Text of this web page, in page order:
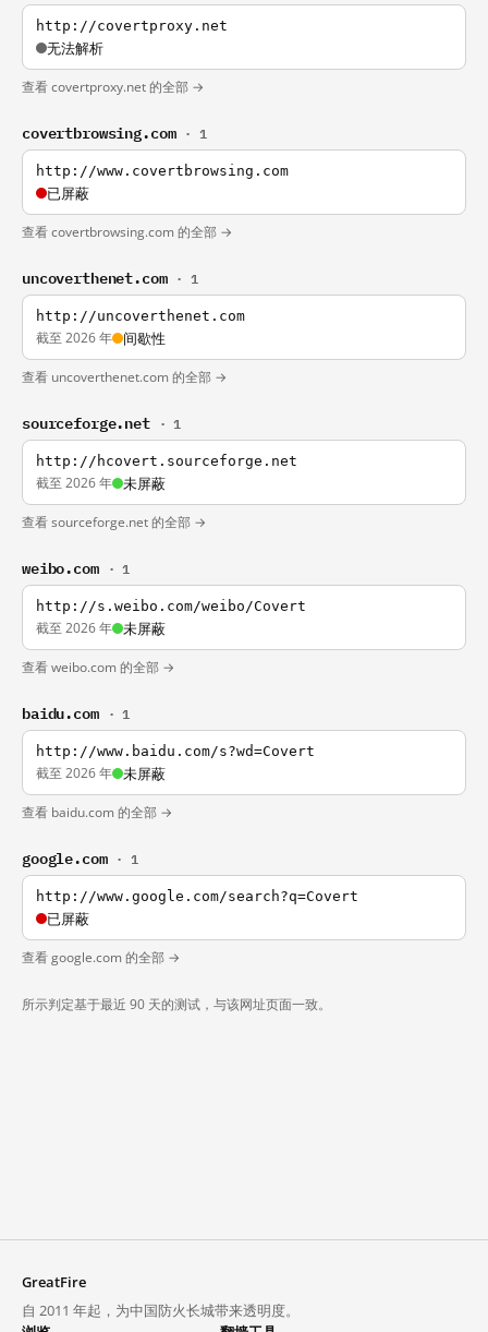
http://covertproxy.net
无法解析
查看 covertproxy.net 的全部 →
covertbrowsing.com · 1
http://www.covertbrowsing.com
已屏蔽
查看 covertbrowsing.com 的全部 →
uncoverthenet.com · 1
http://uncoverthenet.com
截至 2026 年 间歇性
查看 uncoverthenet.com 的全部 →
sourceforge.net · 1
http://hcovert.sourceforge.net
截至 2026 年 未屏蔽
查看 sourceforge.net 的全部 →
weibo.com · 1
http://s.weibo.com/weibo/Covert
截至 2026 年 未屏蔽
查看 weibo.com 的全部 →
baidu.com · 1
http://www.baidu.com/s?wd=Covert
截至 2026 年 未屏蔽
查看 baidu.com 的全部 →
google.com · 1
http://www.google.com/search?q=Covert
已屏蔽
查看 google.com 的全部 →
所示判定基于最近 90 天的测试，与该网址页面一致。
GreatFire
自 2011 年起，为中国防火长城带来透明度。